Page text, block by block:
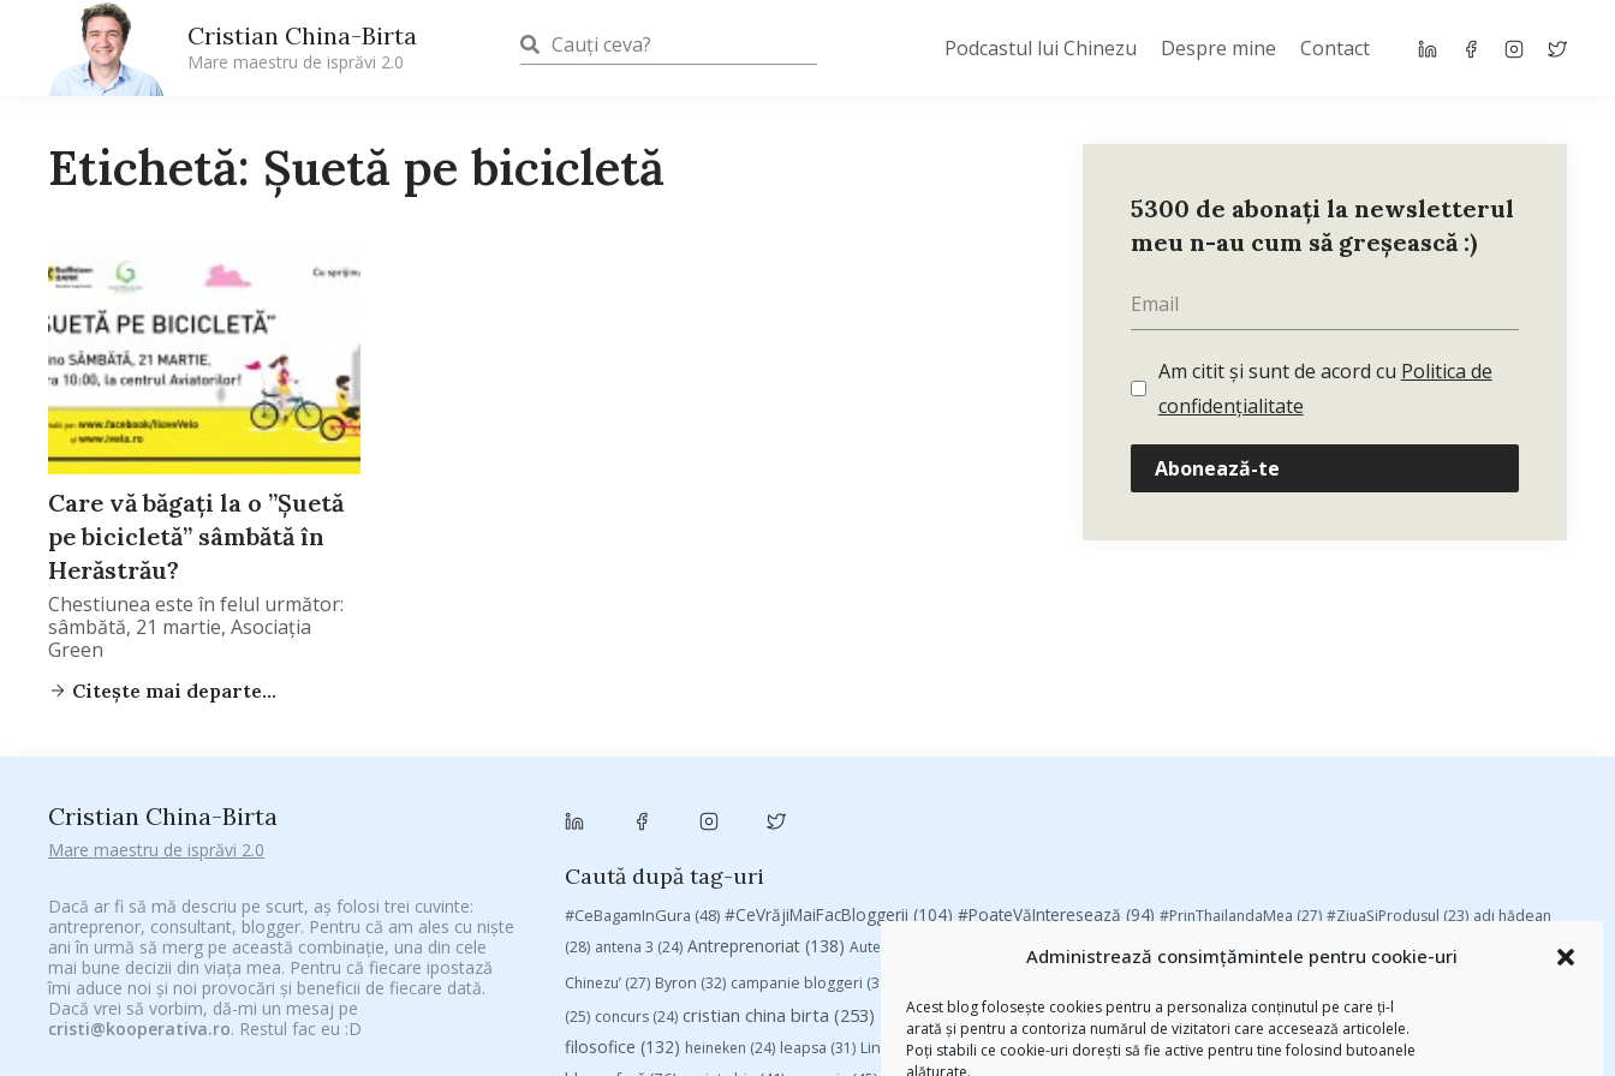
Administrează consimțămintele pentru cookie-uri
Acest blog folosește cookies pentru a personaliza conținutul pe care ți-l
arată și pentru a contoriza numărul de vizitatori care accesează articolele.
Poți stabili ce cookie-uri dorești să fie active pentru tine folosind butoanele
alăturate.
Cristian China-Birta
Mare maestru de isprăvi 2.0
Podcastul lui Chinezu Despre mine Contact
Etichetă: Șuetă pe bicicletă
Care vă băgați la o ”Șuetă
pe bicicletă” sâmbătă în
Herăstrău?
Chestiunea este în felul următor:
sâmbătă, 21 martie, Asociația
Green
Citește mai departe...
5300 de abonați la newsletterul
meu n-au cum să greșească :)
Am citit și sunt de acord cu Politica de
confidențialitate
Abonează-te
Cristian China-Birta
Mare maestru de isprăvi 2.0
Dacă ar fi să mă descriu pe scurt, aș folosi trei cuvinte:
antreprenor, consultant, blogger. Pentru că am ales cu niște
ani în urmă să merg pe această combinație, una din cele
mai bune decizii din viața mea. Pentru că fiecare ipostază
îmi aduce noi și noi provocări și beneficii de fiecare dată.
Dacă vrei să vorbim, dă-mi un mesaj pe
cristi@kooperativa.ro. Restul fac eu :D
Caută după tag-uri
#CeBagamInGura (48) #CeVrăjiMaiFacBloggerii (104) #PoateVăInteresează (94) #PrinThailandaMea (27) #ZiuaȘiProdusul (23) adi hădean
(28) antena 3 (24) Antreprenoriat (138) Autenticitate baia mare (24) basescu (43) Blogal Initiative(26) brand personal(30)
Brandu’ lu’
Chinezu’ (27) Byron (32) campanie bloggeri (31)
(25) concurs (24) cristian china birta (253) Despre cartile pe care le-am citit (258) digital(154) federatia romana de rugby
filosofice (132) heineken (24) leapsa (31) Linkurile zilei(39) manafu(33) mara(27) marius matache (24) Parenting(55) Recomandările zilei din